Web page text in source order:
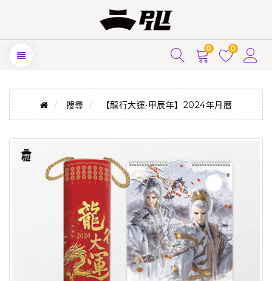
0 0
搜尋 【龍行大運•甲辰年】2024年月曆